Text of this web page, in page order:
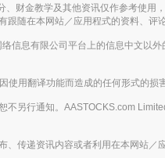
财金教学及其他资讯仅作参考使
随在本网站／应用程式的资料、评
息有限公司平台上的信息中文以
用翻译功能而造成的任何形式的损
另行通知。AASTOCKS.com
传递资讯内容或者利用在本网站／